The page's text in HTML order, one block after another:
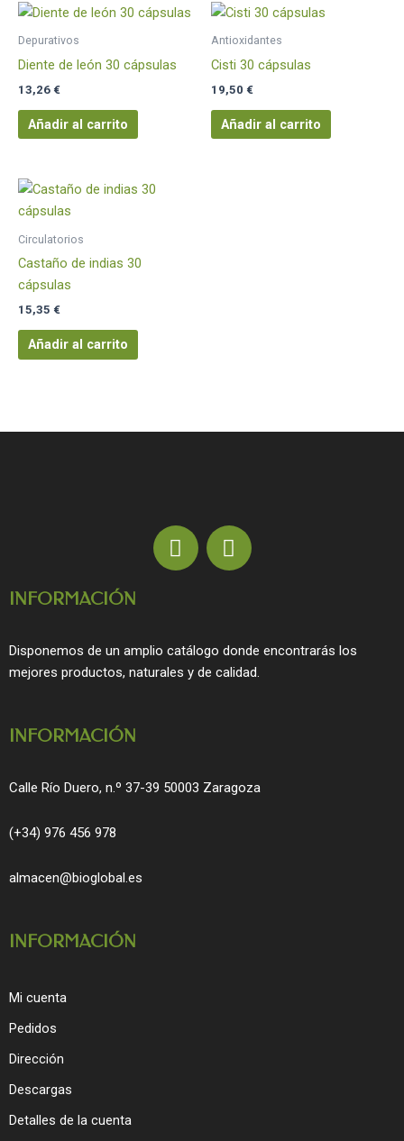
Depurativos
Diente de león 30 cápsulas
13,26 €
Añadir al carrito
Antioxidantes
Cisti 30 cápsulas
19,50 €
Añadir al carrito
Circulatorios
Castaño de indias 30
cápsulas
15,35 €
Añadir al carrito
F
a
o
o
I
n
g
r
INFORMACIÓN
Disponemos de un amplio catálogo donde encontrarás los
mejores productos, naturales y de calidad.
INFORMACIÓN
Calle Río Duero, n.º 37-39 50003 Zaragoza
(+34) 976 456 978
almacen@bioglobal.es
INFORMACIÓN
Mi cuenta
Pedidos
Dirección
Descargas
Detalles de la cuenta